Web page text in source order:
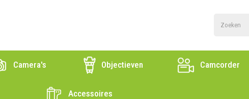
Camera's Objectieven Camcorder
Accessoires